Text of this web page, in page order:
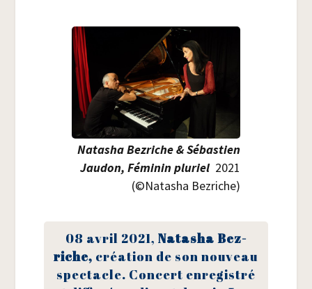
Nata­sha Bez­riche & Sébas­tien
Jau­don, Fémi­nin plu­riel 2021
(©Nata­sha Bezriche)
08 avril 2021,Nata­sha Bez­
riche, créa­tion de son nou­veau
spec­tacle. Concert enre­gis­tré